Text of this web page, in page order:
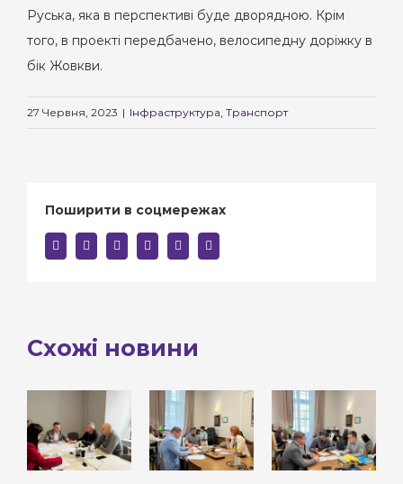
Руська, яка в перспективі буде дворядною. Крім
того, в проекті передбачено, велосипедну доріжку в
бік Жовкви.
27 Червня, 2023 | Інфраструктура, Транспорт
Поширити в соцмережах
facebooktwitter linkedin reddit whatsapp
mail:
Схожі новини